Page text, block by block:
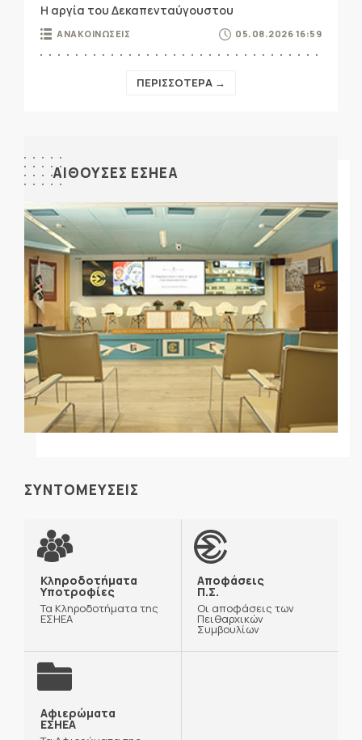
Η αργία του Δεκαπενταύγουστου
ΑΝΑΚΟΙΝΩΣΕΙΣ 05.08.2026 16:59
ΠΕΡΙΣΣΟΤΕΡΑ →
ΑΙΘΟΥΣΕΣ ΕΣΗΕΑ
ΣΥΝΤΟΜΕΥΣΕΙΣ
Κληροδοτήματα
Υποτροφίες
Τα Κληροδοτήματα της
ΕΣΗΕΑ
Αποφάσεις
Π.Σ.
Οι αποφάσεις των
Πειθαρχικών
Συμβουλίων
Αφιερώματα
ΕΣΗΕΑ